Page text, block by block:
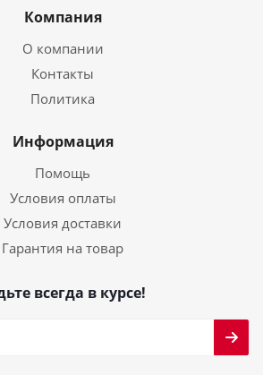
Компания
О компании
Контакты
Политика
Информация
Помощь
Условия оплаты
Условия доставки
Гарантия на товар
всегда в курсе!